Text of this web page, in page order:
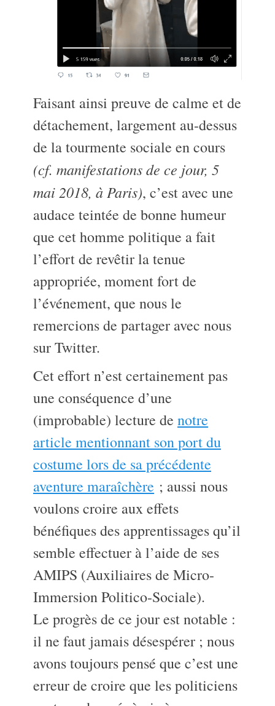
Faisant ainsi preuve de calme et de
détachement, largement au-dessus
de la tourmente sociale en cours
(cf. manifestations de ce jour, 5
mai 2018, à Paris), c’est avec une
audace teintée de bonne humeur
que cet homme politique a fait
l’effort de revêtir la tenue
appropriée, moment fort de
l’événement, que nous le
remercions de partager avec nous
sur Twitter.
Cet effort n’est certainement pas
une conséquence d’une
(improbable) lecture de notre
article mentionnant son port du
costume lors de sa précédente
aventure maraîchère ; aussi nous
voulons croire aux effets
bénéfiques des apprentissages qu’il
semble effectuer à l’aide de ses
AMIPS (Auxiliaires de Micro-
Immersion Politico-Sociale).
Le progrès de ce jour est notable :
il ne faut jamais désespérer ; nous
avons toujours pensé que c’est une
erreur de croire que les politiciens